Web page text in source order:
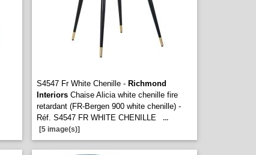
S4547 Fr White Chenille - Richmond
Interiors Chaise Alicia white chenille fire
retardant (FR-Bergen 900 white chenille) -
Réf. S4547 FR WHITE CHENILLE
...
[5 image(s)]